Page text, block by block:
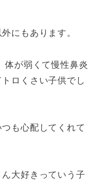
にもあります。
体が弱くて慢性鼻炎
ロくさい子供でし
も心配してくれて
大好きっていう子